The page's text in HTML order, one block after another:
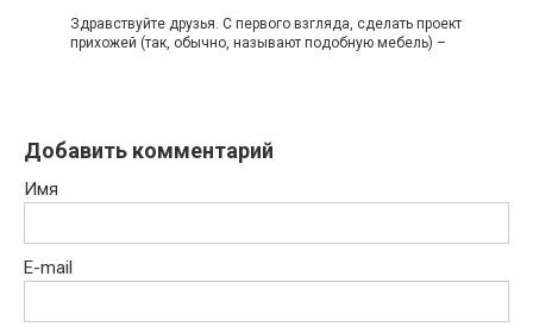
Здравствуйте друзья. С первого взгляда, сделать проект
прихожей (так, обычно, называют подобную мебель) –
Добавить комментарий
Имя
E-mail